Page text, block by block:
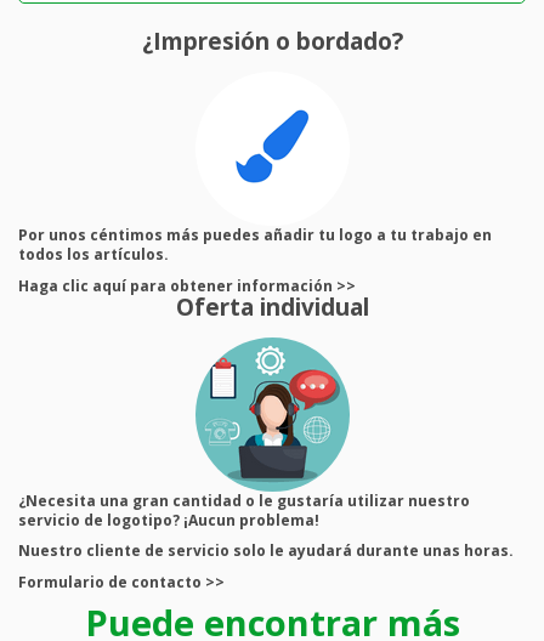
¿Impresión o bordado?
Por unos céntimos más puedes añadir tu logo a tu trabajo en
todos los artículos.
Haga clic aquí para obtener información >>
Oferta individual
¿Necesita una gran cantidad o le gustaría utilizar nuestro
servicio de logotipo? ¡Aucun problema!
Nuestro cliente de servicio solo le ayudará durante unas horas.
Formulario de contacto >>
Puede encontrar más